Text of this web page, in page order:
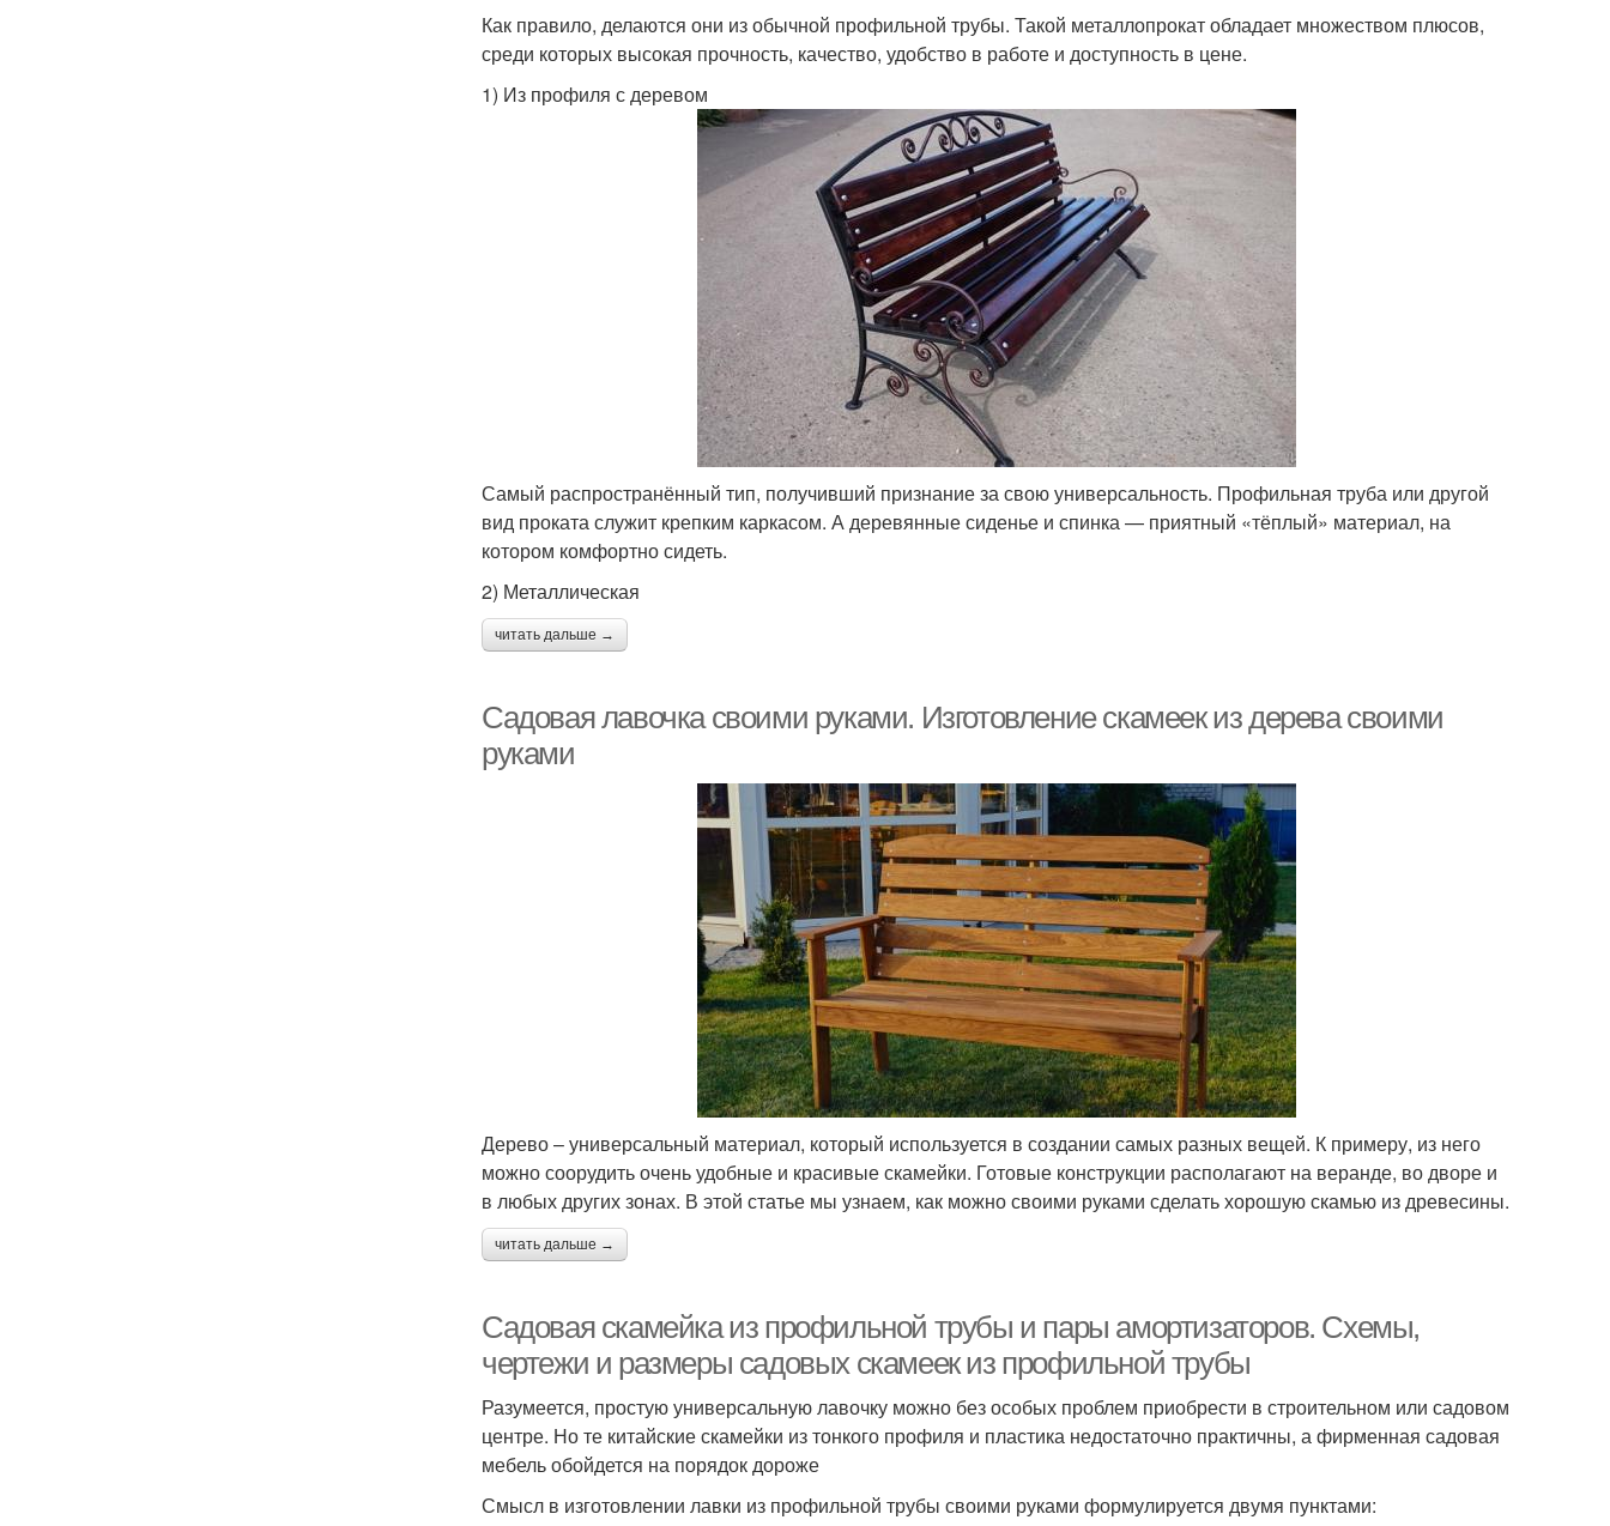
Как правило, делаются они из обычной профильной трубы. Такой металлопрокат обладает множеством плюсов,
среди которых высокая прочность, качество, удобство в работе и доступность в цене.
1) Из профиля с деревом
Самый распространённый тип, получивший признание за свою универсальность. Профильная труба или другой
вид проката служит крепким каркасом. А деревянные сиденье и спинка — приятный «тёплый» материал, на
котором комфортно сидеть.
2) Металлическая
читать дальше →
Садовая лавочка своими руками. Изготовление скамеек из дерева своими
руками
Дерево – универсальный материал, который используется в создании самых разных вещей. К примеру, из него
можно соорудить очень удобные и красивые скамейки. Готовые конструкции располагают на веранде, во дворе и
в любых других зонах. В этой статье мы узнаем, как можно своими руками сделать хорошую скамью из древесины.
читать дальше →
Садовая скамейка из профильной трубы и пары амортизаторов. Схемы,
чертежи и размеры садовых скамеек из профильной трубы
Разумеется, простую универсальную лавочку можно без особых проблем приобрести в строительном или садовом
центре. Но те китайские скамейки из тонкого профиля и пластика недостаточно практичны, а фирменная садовая
мебель обойдется на порядок дороже
Смысл в изготовлении лавки из профильной трубы своими руками формулируется двумя пунктами: